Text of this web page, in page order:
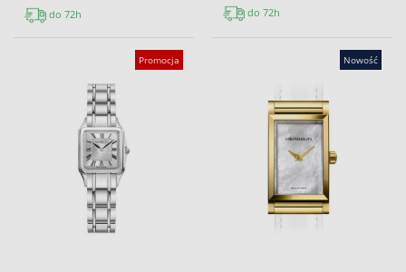
do 72h do 72h
Promocja Nowość